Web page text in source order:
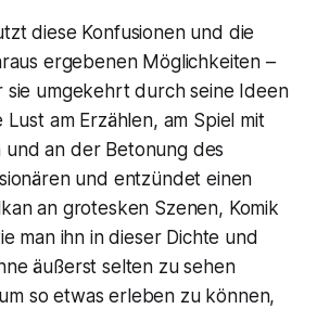
diese Konfusionen und die
ergebenen Möglichkeiten –
umgekehrt durch seine Ideen
Lust am Erzählen, am Spiel mit
und an der Betonung des
und entzündet einen
an grotesken Szenen, Komik
man ihn in dieser Dichte und
äußerst selten zu sehen
so etwas erleben zu können,